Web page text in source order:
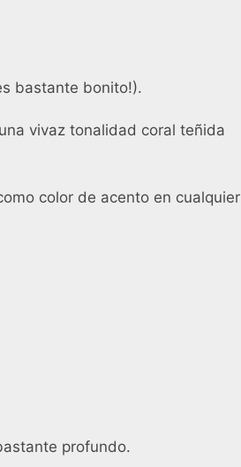
bastante bonito!).
vivaz tonalidad coral teñida
color de acento en cualquier
profundo.